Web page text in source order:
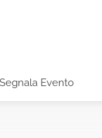
Segnala Evento